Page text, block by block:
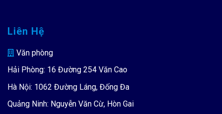
Liên Hệ
Văn phòng
Hải Phòng: 16 Đường 254 Văn Cao
Hà Nội: 1062 Đường Láng, Đống Đa
Quảng Ninh: Nguyễn Văn Cừ, Hòn Gai